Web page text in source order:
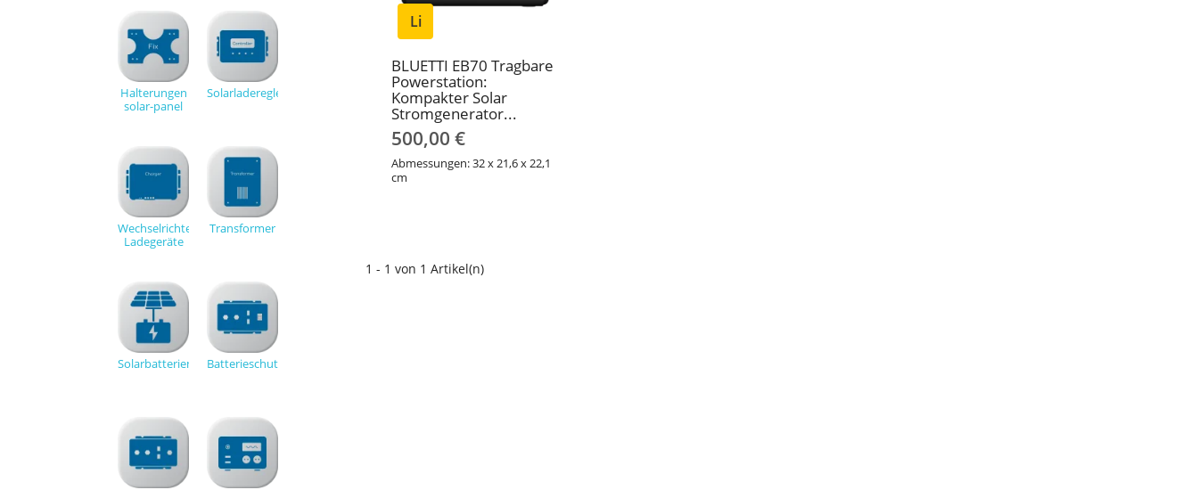
Halterungen
solar-panel
Solarladeregler
Wechselrichter-
Ladegeräte
Transformer
Solarbatterien Batterieschutz
BLUETTI EB70 Tragbare
Powerstation:
Kompakter Solar
Stromgenerator...
500,00 €
Abmessungen: 32 x 21,6 x 22,1
cm
Li
1 - 1 von 1 Artikel(n)